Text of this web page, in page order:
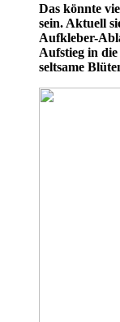
Das könnte
sein. Aktuell
Aufkleber-
Aufstieg in
seltsame